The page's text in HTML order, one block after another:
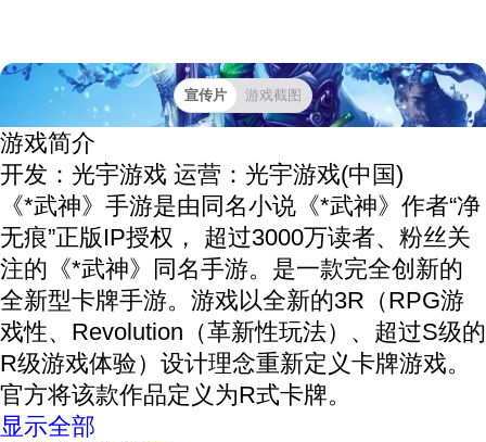
宣传片 游戏截图
游戏简介
开发：光宇游戏 运营：光宇游戏(中国)
《*武神》手游是由同名小说《*武神》作者“净
无痕”正版IP授权， 超过3000万读者、粉丝关
注的《*武神》同名手游。是一款完全创新的
全新型卡牌手游。游戏以全新的3R（RPG游
戏性、Revolution（革新性玩法）、超过S级的
R级游戏体验）设计理念重新定义卡牌游戏。
官方将该款作品定义为R式卡牌。
显示全部